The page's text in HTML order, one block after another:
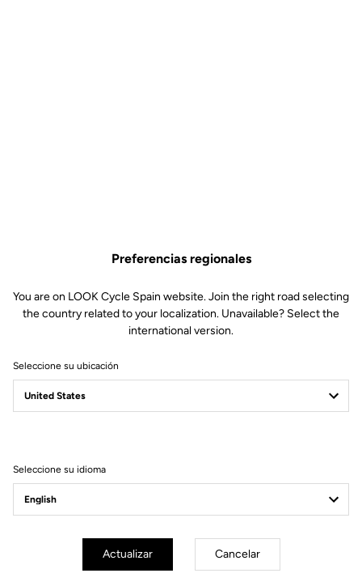
Manual
Preferencias regionales
You are on LOOK Cycle Spain website. Join the right road selecting
the country related to your localization. Unavailable? Select the
international version.
Seleccione su ubicación
Seleccione su idioma
Actualizar Cancelar